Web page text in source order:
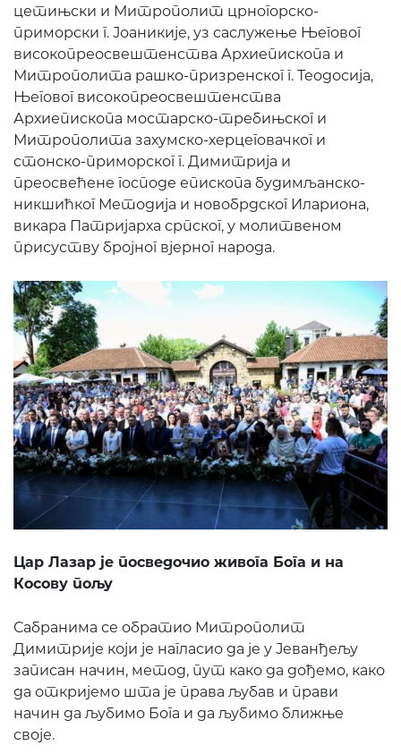
цетињски и Митрополит црногорско-
приморски г. Јоаникије, уз саслужење Његовог
високопреосвештенства Архиепископа и
Митрополита рашко-призренског г. Теодосија,
Његовог високопреосвештенства
Архиепископа мостарско-требињског и
Митрополита захумско-херцеговачког и
стонско-приморског г. Димитрија и
преосвећене господе епископа будимљанско-
никшићког Методија и новобрдског Илариона,
викара Патријарха српског, у молитвеном
присуству бројног вjерног народа.
Цар Лазар је посведочио живога Бога и на
Косову пољу
Сабранима се обратио Митрополит
Димитрије који је нагласио да је у Јеванђељу
записан начин, метод, пут како да дођемо, како
да откријемо шта је права љубав и прави
начин да љубимо Бога и да љубимо ближње
своје.